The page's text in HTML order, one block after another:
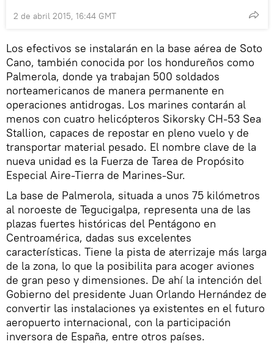
2 de abril 2015, 16:44 GMT
Los efectivos se instalarán en la base aérea de Soto
Cano, también conocida por los hondureños como
Palmerola, donde ya trabajan 500 soldados
norteamericanos de manera permanente en
operaciones antidrogas. Los marines contarán al
menos con cuatro helicópteros Sikorsky CH-53 Sea
Stallion, capaces de repostar en pleno vuelo y de
transportar material pesado. El nombre clave de la
nueva unidad es la Fuerza de Tarea de Propósito
Especial Aire-Tierra de Marines-Sur.
La base de Palmerola, situada a unos 75 kilómetros
al noroeste de Tegucigalpa, representa una de las
plazas fuertes históricas del Pentágono en
Centroamérica, dadas sus excelentes
características. Tiene la pista de aterrizaje más larga
de la zona, lo que la posibilita para acoger aviones
de gran peso y dimensiones. De ahí la intención del
Gobierno del presidente Juan Orlando Hernández de
convertir las instalaciones ya existentes en el futuro
aeropuerto internacional, con la participación
inversora de España, entre otros países.